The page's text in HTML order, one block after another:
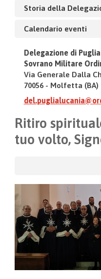
Storia della
Calendario eventi
Delegazione di
Sovrano Militare
Via Generale Dalla
70056 - Molfetta (BA)
Ritiro
tuo volto,